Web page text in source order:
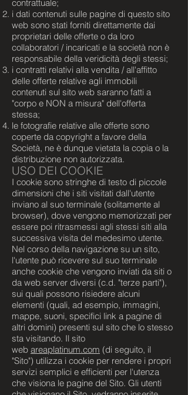
contrattuale;
i dati contenuti sulle pagine di questo sito
web sono stati forniti direttamente dai
proprietari delle offerte o da loro
collaboratori / incaricati e la società non è
responsabile della veridicità degli stessi;
i contratti relativi alla vendita / all'affitto
delle offerte relative agli immobili
contenuti sul sito web saranno fatti a
"corpo e NON a misura" dell'offerta
stessa;
le fotografie relative alle offerte sono
coperte da copyright a favore della
Società, ne è dunque vietata la copia o la
distribuzione non autorizzata.
USO DEI COOKIE
I cookie sono stringhe di testo di piccole
dimensioni che i siti visitati dall'utente
inviano al suo terminale (solitamente al
browser), dove vengono memorizzati per
essere poi ritrasmessi agli stessi siti alla
successiva visita del medesimo utente.
Nel corso della navigazione su un sito,
l'utente può ricevere sul suo terminale
anche cookie che vengono inviati da siti o
da web server diversi (c.d. "terze parti"),
sui quali possono risiedere alcuni
elementi (quali, ad esempio, immagini,
mappe, suoni, specifici link a pagine di
altri domini) presenti sul sito che lo stesso
sta visitando. Il sito
web areaplatinum.com (di seguito, il
"Sito") utilizza i cookie per rendere i propri
servizi semplici e efficienti per l'utenza
che visiona le pagine del Sito. Gli utenti